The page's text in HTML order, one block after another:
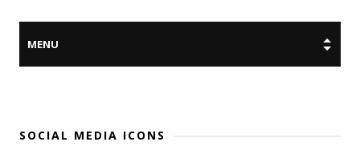
SOCIAL MEDIA ICONS